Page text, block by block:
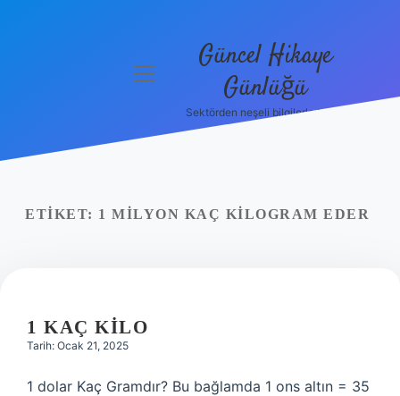
menüyü
Güncel Hikaye
Günlüğü
Sektörden neşeli bilgilerle tanış!
ETIKET: 1 MILYON KAÇ KILOGRAM EDER
1 KAÇ KILO
Tarih: Ocak 21, 2025
1 dolar Kaç Gramdır? Bu bağlamda 1 ons altın = 35